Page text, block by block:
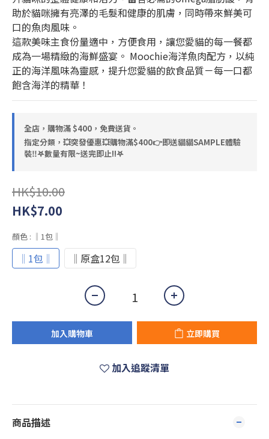
助於貓咪擁有亮澤的毛髮和健康的肌膚，同時帶來鮮美可
口的魚肉風味。
這款美味主食份量適中，方便食用，讓您愛貓的每一餐都
成為一場精緻的海鮮盛宴。 Moochie海洋魚肉配方，以純
正的海洋風味為靈感，提升您愛貓的飲食品質－每一口都
飽含海洋的精華！
全店，購物滿 $400，免費送貨。
指定分類，💥突發優惠💥購物滿$400👉即送貓貓SAMPLE體驗
裝‼️𖤐數量有限~送完即止!!𖤐
HK$10.00
HK$7.00
顏色 : ‖1包‖
‖1包‖ ‖原盒12包‖
加入購物車 立即購買
加入追蹤清單
商品描述